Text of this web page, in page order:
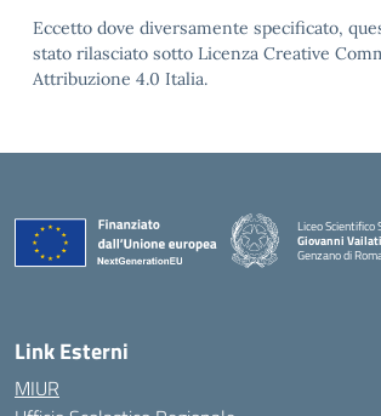
Eccetto dove diversamente specificato,
stato rilasciato sotto Licenza Creative
Attribuzione 4.0 Italia.
Liceo Scientifico
Giovanni Vailati
Genzano di
Link Esterni
MIUR